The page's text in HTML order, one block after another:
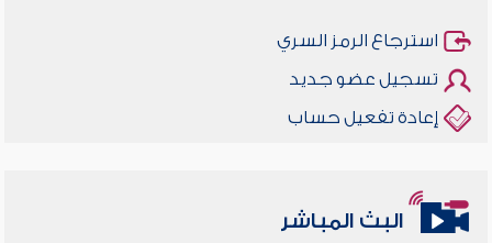
استرجاع الرمز السري
تسجيل عضو جديد
إعادة تفعيل حساب
البث المباشر